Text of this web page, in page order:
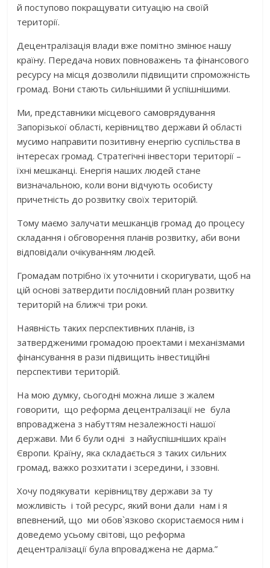
й поступово покращувати ситуацію на своїй
території.
Децентралізація влади вже помітно змінює нашу
країну. Передача нових повноважень та фінансового
ресурсу на місця дозволили підвищити спроможність
громад. Вони стають сильнішими й успішнішими.
Ми, представники місцевого самоврядування
Запорізької області, керівництво держави й області
мусимо направити позитивну енергію суспільства в
інтересах громад. Стратегічні інвестори території –
їхні мешканці. Енергія наших людей стане
визначальною, коли вони відчують особисту
причетність до розвитку своїх територій.
Тому маємо залучати мешканців громад до процесу
складання і обговорення планів розвитку, аби вони
відповідали очікуванням людей.
Громадам потрібно їх уточнити і скоригувати, щоб на
цій основі затвердити послідовний план розвитку
територій на ближчі три роки.
Наявність таких перспективних планів, із
затвердженими громадою проектами і механізмами
фінансування в рази підвищить інвестиційні
перспективи територій.
На мою думку, сьогодні можна лише з жалем
говорити, що реформа децентралізації не була
впроваджена з набуттям незалежності нашої
держави. Ми б були одні з найуспішніших країн
Європи. Країну, яка складається з таких сильних
громад, важко розхитати і зсередини, і ззовні.
Хочу подякувати керівництву держави за ту
можливість і той ресурс, який вони дали нам і я
впевнений, що ми обов`язково скористаємося ним і
доведемо усьому світові, що реформа
децентралізації була впроваджена не дарма.”